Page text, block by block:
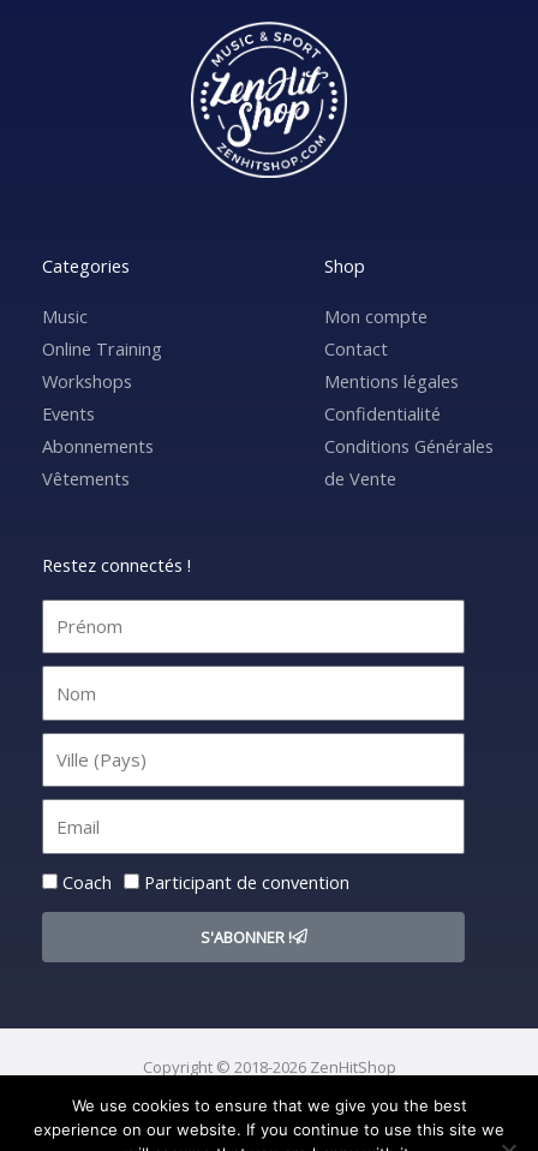
Categories
Music
Online Training
Workshops
Events
Abonnements
Vêtements
Shop
Mon compte
Contact
Mentions légales
Confidentialité
Conditions Générales
de Vente
Restez connectés !
Statut
Coach Participant de convention
S'ABONNER !
Copyright © 2018-2026 ZenHitShop
F
a
I
n
Y
o
S
o
We use cookies to ensure that we give you the best
experience on our website. If you continue to use this site we